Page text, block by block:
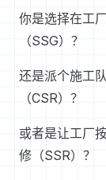
你是选择在工
（SSG）？
还是派个施工
（CSR）？
或者是让工厂
修（SSR）？